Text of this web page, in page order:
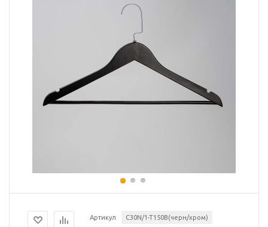
Артикул C30N/1-T150B(черн/хром)